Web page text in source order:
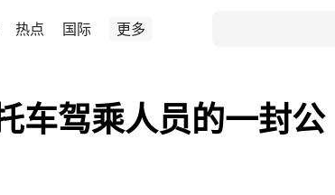
热点 国际 更多
车驾乘人员的一封公